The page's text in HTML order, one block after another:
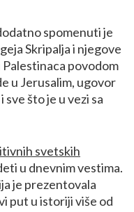
spomenuti je
Skripalja i njegove
povodom
u Jerusalim, ugovor
što je u vezi sa
svetskih
u dnevnim vestima.
je prezentovala
put u istoriji više od